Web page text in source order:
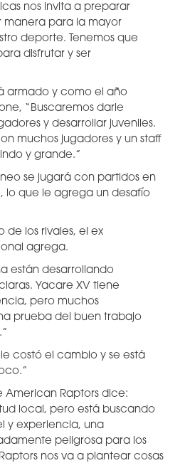
nos invita a preparar
manera para la mayor
deporte. Tenemos que
disfrutar y ser
armado y como el año
“Buscaremos darle
y desarrollar juveniles.
muchos jugadores y un staff
y grande.”
se jugará con partidos en
lo que le agrega un desafío
de los rivales, el ex
agrega.
están desarrollando
Yacare XV tiene
pero muchos
prueba del buen trabajo
costó el cambio y se está
American Raptors dice:
local, pero está buscando
y experiencia, una
peligrosa para los
nos va a plantear cosas